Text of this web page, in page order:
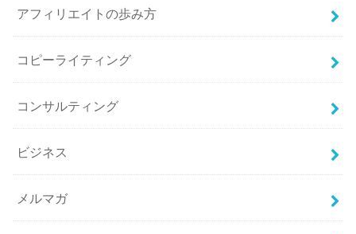
アフィリエイトの歩み方
コピーライティング
コンサルティング
ビジネス
メルマガ